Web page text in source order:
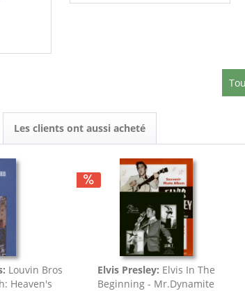
Les clients ont aussi acheté
Louvin Bros
Heaven's
Elvis Presley: Elvis In The
Beginning - Mr.Dynamite